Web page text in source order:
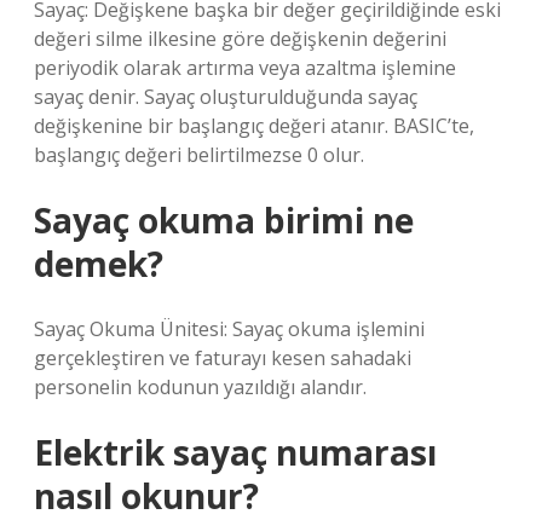
Sayaç: Değişkene başka bir değer geçirildiğinde eski
değeri silme ilkesine göre değişkenin değerini
periyodik olarak artırma veya azaltma işlemine
sayaç denir. Sayaç oluşturulduğunda sayaç
değişkenine bir başlangıç ​​değeri atanır. BASIC’te,
başlangıç ​​değeri belirtilmezse 0 olur.
Sayaç okuma birimi ne
demek?
Sayaç Okuma Ünitesi: Sayaç okuma işlemini
gerçekleştiren ve faturayı kesen sahadaki
personelin kodunun yazıldığı alandır.
Elektrik sayaç numarası
nasıl okunur?